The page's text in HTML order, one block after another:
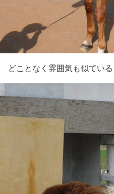
どことなく雰囲気も似てい